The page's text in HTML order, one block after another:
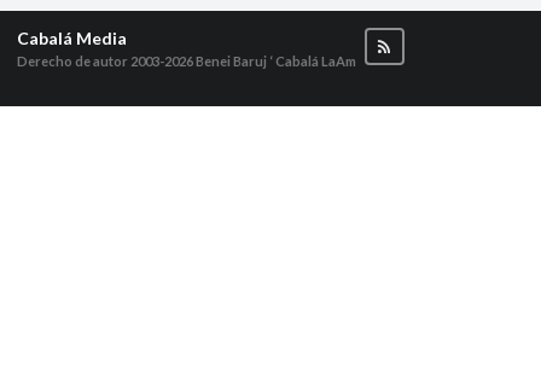
Cabalá Media
Derecho de autor 2003-2026Benei Baruj ‘ Cabalá LaAm